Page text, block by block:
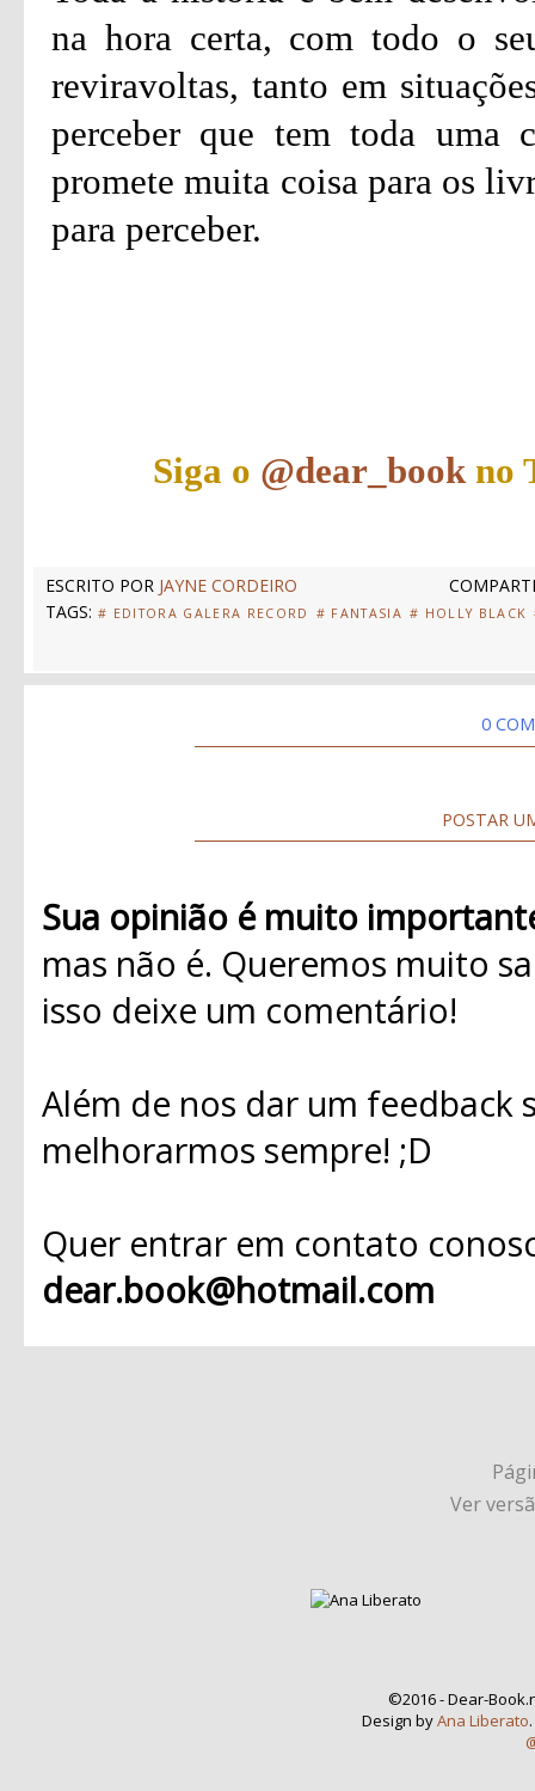
na hora certa, com todo o
reviravoltas, tanto em
perceber que tem toda uma
promete muita coisa para os
para perceber.
Siga o @dear_book no
ESCRITO POR JAYNE CORDEIRO
TAGS: # EDITORA GALERA RECORD # FANTASIA # HOLLY BLACK
0
POSTAR
Sua opinião é muito
mas não é. Queremos muito
isso deixe um comentário!
Além de nos dar um
melhorarmos sempre! ;D
Quer entrar em contato
dear.book@hotmail.com
Ver
©2016 - Dear-
Design byAna Liberato